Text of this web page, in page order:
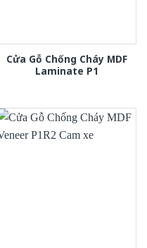
Cửa Gỗ Chống Cháy MDF
Laminate P1